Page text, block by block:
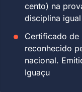
cento) na
disciplina
Certificado de
reconhecido
nacional.
Iguaçu